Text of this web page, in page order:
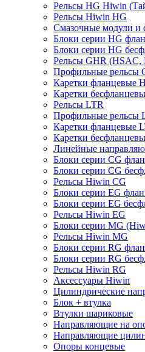
Рельсы HG Hiwin
Рельсы Hiwin HG
Смазочные модули и
Блоки серии HG
Блоки серии HG
Рельсы GHR (HSAC,
Профильные рельсы
Каретки фланцевые
Каретки
Рельсы LTR
Профильные рельсы
Каретки фланцевые
Каретки
Линейные
Блоки серии CG
Блоки серии CG
Рельсы Hiwin CG
Блоки серии EG
Блоки серии EG
Рельсы Hiwin EG
Блоки серии MG
Рельсы Hiwin MG
Блоки серии RG
Блоки серии RG
Рельсы Hiwin RG
Аксессуары Hiwin
Цилиндрические
Блок + втулка
Втулки шариковые
Направляющие на
Направляющие
Опоры концевые